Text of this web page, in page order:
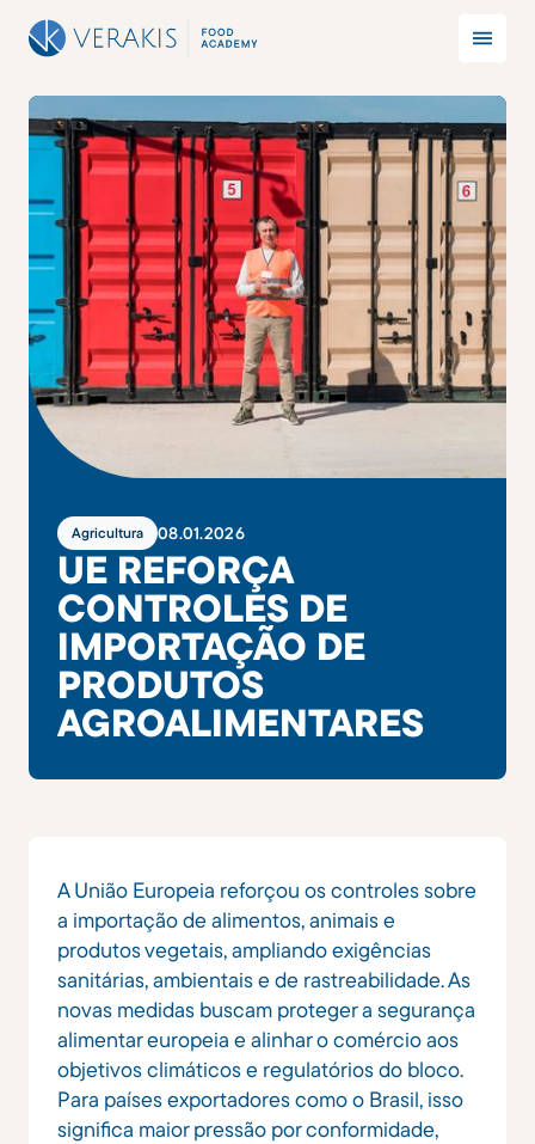
Agricultura 08.01.2026
UE REFORÇA
CONTROLES DE
IMPORTAÇÃO DE
PRODUTOS
AGROALIMENTARES
A União Europeia reforçou os controles sobre
a importação de alimentos, animais e
produtos vegetais, ampliando exigências
sanitárias, ambientais e de rastreabilidade. As
novas medidas buscam proteger a segurança
alimentar europeia e alinhar o comércio aos
objetivos climáticos e regulatórios do bloco.
Para países exportadores como o Brasil, isso
significa maior pressão por conformidade,